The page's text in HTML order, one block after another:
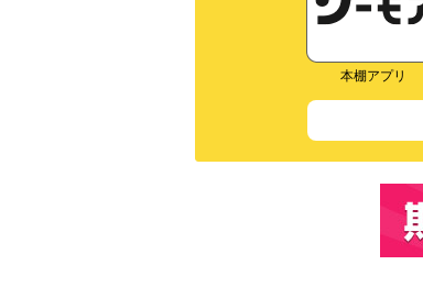
本棚アプリ